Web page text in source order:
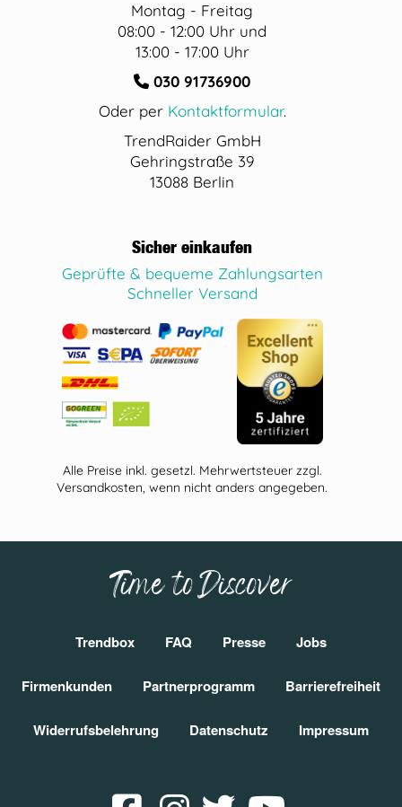
Montag - Freitag
08:00 - 12:00 Uhr und
13:00 - 17:00 Uhr
030 91736900
Oder per Kontaktformular.
TrendRaider GmbH
Gehringstraße 39
13088 Berlin
Sicher einkaufen
Geprüfte & bequeme Zahlungsarten
Schneller Versand
Alle Preise inkl. gesetzl. Mehrwertsteuer zzgl.
Versandkosten, wenn nicht anders angegeben.
Time to Discover
Trendbox FAQ Presse Jobs
Firmenkunden Partnerprogramm Barrierefreiheit
Widerrufsbelehrung Datenschutz Impressum